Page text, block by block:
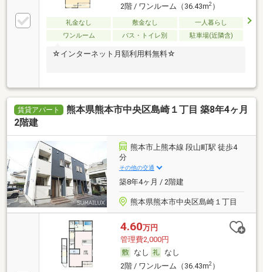
2階 / ワンルーム（36.43m2）
礼金なし 敷金なし
一人暮らし
ワンルーム
バス・トイレ別 駐車場(近隣含)
☆インターネット月額利用料無料☆
賃貸アパート
熊本県熊本市中央区島崎１丁目 築8年4ヶ月
2階建
熊本市上熊本線 段山町駅 徒歩4
分
その他の交通
築8年4ヶ月 / 2階建
熊本県熊本市中央区島崎１丁目
4.60万円
管理費2,000円
なし
なし
2階 / ワンルーム（36.43m2）